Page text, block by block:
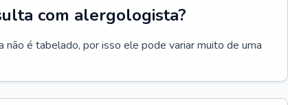
com alergologista?
é tabelado, por isso ele pode variar muito de uma